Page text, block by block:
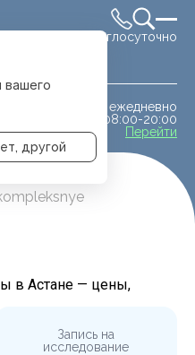
Круглосуточно
ежедневно
08:00-20:00
Перейти
вашего
другой
в Астане — цены,
Запись на
исследование